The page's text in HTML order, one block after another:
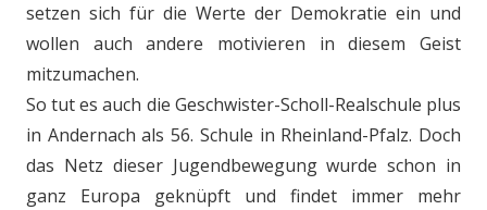
setzen sich für die Werte der Demokratie ein und
wollen auch andere motivieren in diesem Geist
mitzumachen.
So tut es auch die Geschwister-Scholl-Realschule plus
in Andernach als 56. Schule in Rheinland-Pfalz. Doch
das Netz dieser Jugendbewegung wurde schon in
ganz Europa geknüpft und findet immer mehr